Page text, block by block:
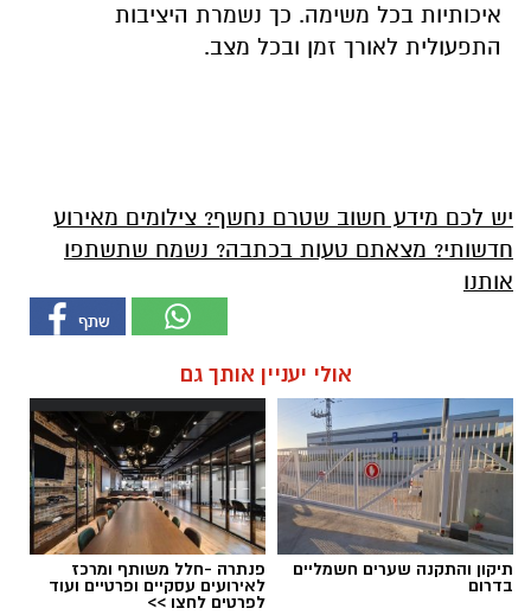
איכותיות בכל משימה. כך נשמרת היציבות
התפעולית לאורך זמן ובכל מצב.
יש לכם מידע חשוב שטרם נחשף? צילומים מאירוע
חדשותי? מצאתם טעות בכתבה? נשמח שתשתפו
אותנו
אולי יעניין אותך גם
תיקון והתקנה שערים חשמליים
בדרום
פנתרה -חלל משותף ומרכז
לאירועים עסקיים ופרטיים ועוד
לפרטים לחצו >>